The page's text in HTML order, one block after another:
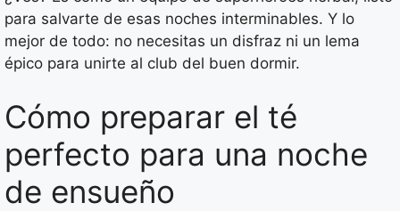
para salvarte de esas noches interminables. Y lo
mejor de todo: no necesitas un disfraz ni un lema
épico para unirte al club del buen dormir.
Cómo preparar el té
perfecto para una noche
de ensueño